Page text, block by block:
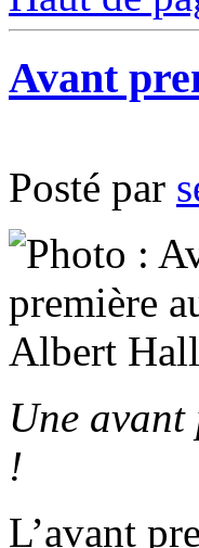
Avant
Posté par
Une avant
!
L’avant